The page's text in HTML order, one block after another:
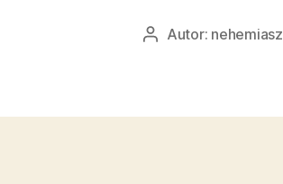
AutorAutor: nehemiasz